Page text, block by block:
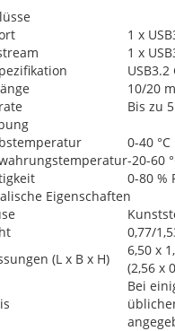
1 x
1 x
10/20 m
Bis zu
0-40 °C
-20-60
0-80 %
Eigenschaften
0,77/
(L x B x H)
6,50 x
(2,56 x
Bei